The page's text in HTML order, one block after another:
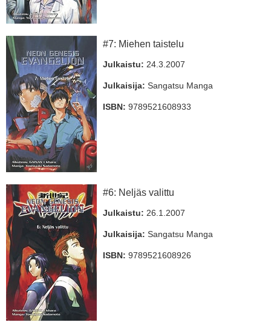
#7: Miehen taistelu
Julkaistu: 24.3.2007
Julkaisija: Sangatsu Manga
ISBN: 9789521608933
#6: Neljäs valittu
Julkaistu: 26.1.2007
Julkaisija: Sangatsu Manga
ISBN: 9789521608926